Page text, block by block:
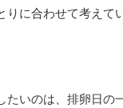
に合わせて考えて
いのは、排卵日の